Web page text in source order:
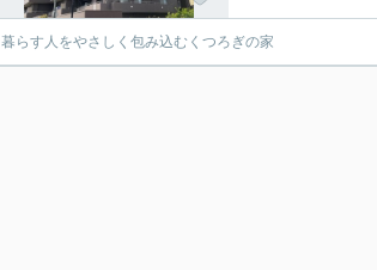
暮らす人をやさしく包み込むくつろぎの家